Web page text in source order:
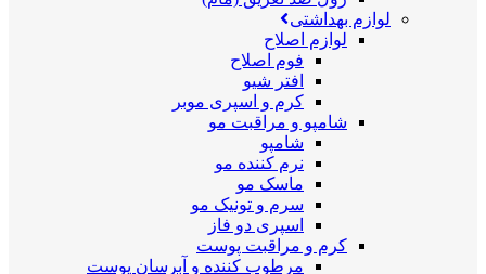
لوازم بهداشتی
لوازم اصلاح
فوم اصلاح
افتر شیو
کرم و اسپری موبر
شامپو و مراقبت مو
شامپو
نرم کننده مو
ماسک مو
سرم و تونیک مو
اسپری دو فاز
کرم و مراقبت پوست
مرطوب کننده و آبرسان پوست